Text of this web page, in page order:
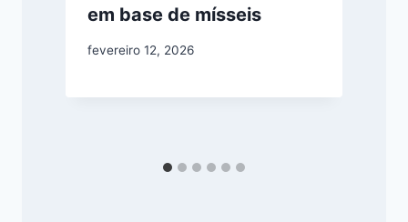
em base de mísseis
fevereiro 12, 2026